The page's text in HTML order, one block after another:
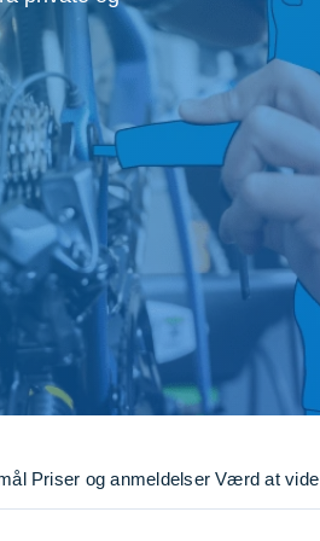
Rengøring
Træfældning
TV installation og opsætning
Vinduespudsning
Priser og anmeldelser Værd at vide